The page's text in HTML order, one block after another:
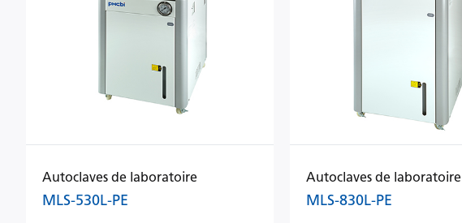
Autoclaves de laboratoire
MLS-530L-PE
Autoclaves de laboratoire
MLS-830L-PE